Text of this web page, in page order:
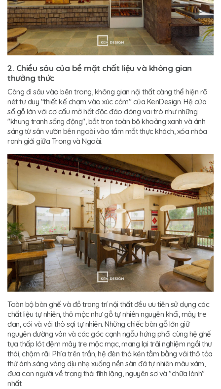
2. Chiều sâu của bề mặt chất liệu và không gian
thưởng thức
Càng đi sâu vào bên trong, không gian nội thất càng thể hiện rõ
nét tư duy "thiết kế chạm vào xúc cảm" của KenDesign. Hệ cửa
sổ gỗ lớn với cơ cấu mở hất độc đáo đóng vai trò như những
"khung tranh sống động", bắt trọn toàn bộ khoảng xanh và ánh
sáng từ sân vườn bên ngoài vào tầm mắt thực khách, xóa nhòa
ranh giới giữa Trong và Ngoài.
Toàn bộ bàn ghế và đồ trang trí nội thất đều ưu tiên sử dụng các
chất liệu tự nhiên, thô mộc như gỗ tự nhiên nguyên khối, mây tre
đan, cói và vải thô sợi tự nhiên. Những chiếc bàn gỗ lớn giữ
nguyên đường vân và các góc cạnh ngẫu hứng phối cùng hệ ghế
tựa thấp lót đệm mây tre mộc mạc, mang lại trải nghiệm ngồi thư
thái, chậm rãi. Phía trên trần, hệ đèn thả kén tằm bằng vải thô tỏa
thứ ánh sáng vàng dịu nhẹ xuống nền sàn đá tự nhiên màu xám,
đưa con người về trạng thái tĩnh lặng, nguyên sơ và "chữa lành"
nhất.